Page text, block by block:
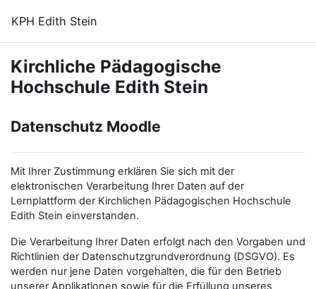
KPH Edith Stein
Kirchliche Pädagogische
Hochschule Edith Stein
Datenschutz Moodle
Mit Ihrer Zustimmung erklären Sie sich mit der
elektronischen Verarbeitung Ihrer Daten auf der
Lernplattform der Kirchlichen Pädagogischen Hochschule
Edith Stein einverstanden.
Die Verarbeitung Ihrer Daten erfolgt nach den Vorgaben und
Richtlinien der Datenschutzgrundverordnung (DSGVO). Es
werden nur jene Daten vorgehalten, die für den Betrieb
unserer Applikationen sowie für die Erfüllung unseres